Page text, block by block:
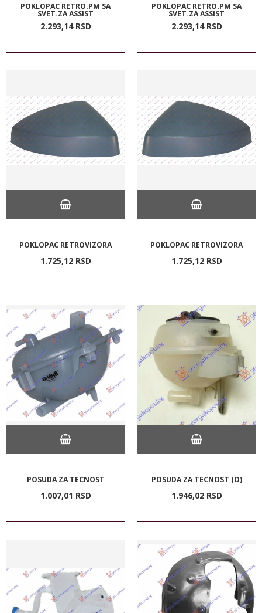
POKLOPAC RETRO.PM SA
SVET.ZA ASSIST
2.293,14 RSD
POKLOPAC RETRO.PM SA
SVET.ZA ASSIST
2.293,14 RSD
POKLOPAC RETROVIZORA
1.725,12 RSD
POKLOPAC RETROVIZORA
1.725,12 RSD
POSUDA ZA TECNOST
1.007,01 RSD
POSUDA ZA TECNOST (O)
1.946,02 RSD